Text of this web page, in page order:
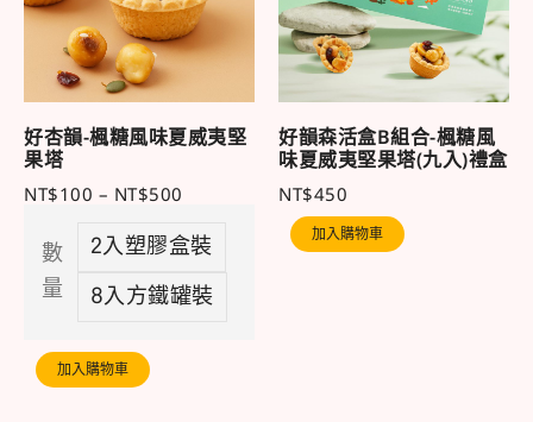
數
量
2入塑膠盒裝
8入方鐵罐裝
好杏韻-楓糖風味夏威夷堅
果塔
NT$100 – NT$500
加入購物車
好韻森活盒B組合-楓糖風
味夏威夷堅果塔(九入)禮盒
NT$450
加入購物車